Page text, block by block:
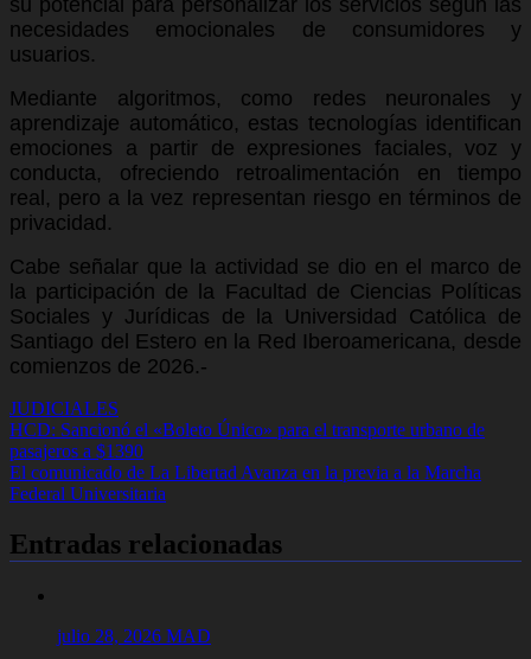
necesidades emocionales de consumidores y
usuarios.
Mediante algoritmos, como redes neuronales y
aprendizaje automático, estas tecnologías identifican
emociones a partir de expresiones faciales, voz y
conducta, ofreciendo retroalimentación en tiempo
real, pero a la vez representan riesgo en términos de
privacidad.
Cabe señalar que la actividad se dio en el marco de
la participación de la Facultad de Ciencias Políticas
Sociales y Jurídicas de la Universidad Católica de
Santiago del Estero en la Red Iberoamericana, desde
comienzos de 2026.-
JUDICIALES
Navegación
de
entradas
HCD: Sancionó el «Boleto Único» para el transporte urbano de
pasajeros a $1390
El comunicado de La Libertad Avanza en la previa a la Marcha
Federal Universitaria
Entradas relacionadas
julio 28, 2026 MAD